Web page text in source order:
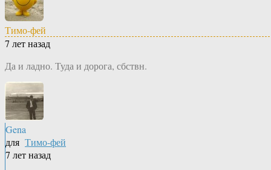
Тимо-фей
7 лет назад
Да и ладно. Туда и дорога, сбствн.
Gena
для Тимо-фей
7 лет назад